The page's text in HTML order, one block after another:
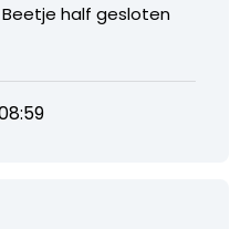
half gesloten